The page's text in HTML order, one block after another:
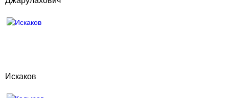
Искаков